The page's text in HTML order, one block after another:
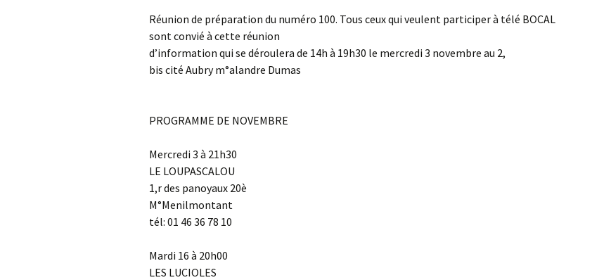
Réunion de préparation du numéro 100. Tous ceux qui veulent participer à télé BOCAL
sont convié à cette réunion
d’information qui se déroulera de 14h à 19h30 le mercredi 3 novembre au 2,
bis cité Aubry m°alandre Dumas
PROGRAMME DE NOVEMBRE
Mercredi 3 à 21h30
LE LOUPASCALOU
1,r des panoyaux 20è
M°Menilmontant
tél: 01 46 36 78 10
Mardi 16 à 20h00
LES LUCIOLES